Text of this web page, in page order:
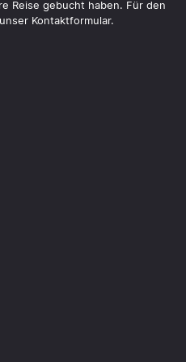
Reise gebucht haben. Für den
Kontaktformular.